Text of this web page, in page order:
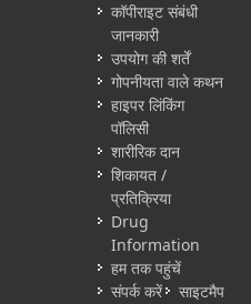
कॉपीराइट संबंधी
जानकारी
उपयोग की शर्तें
गोपनीयता वाले कथन
हाइपर लिंकिंग
पॉलिसी
शारीरिक दान
शिकायत /
प्रतिक्रिया
Drug
Information
हम तक पहुंचें
संपर्क करें
साइटमैप